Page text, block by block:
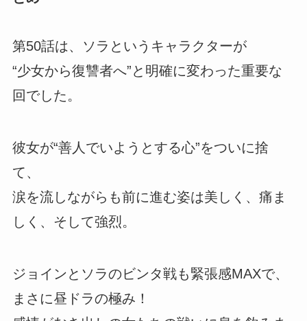
第50話は、ソラというキャラクターが
“少女から復讐者へ”と明確に変わった重要な
回でした。
彼女が“善人でいようとする心”をついに捨
て、
涙を流しながらも前に進む姿は美しく、痛ま
しく、そして強烈。
ジョインとソラのビンタ戦も緊張感MAXで、
まさに昼ドラの極み！